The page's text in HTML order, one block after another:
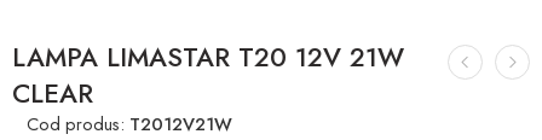
LAMPA LIMASTAR T20 12V 21W
CLEAR
Cod produs: T2012V21W